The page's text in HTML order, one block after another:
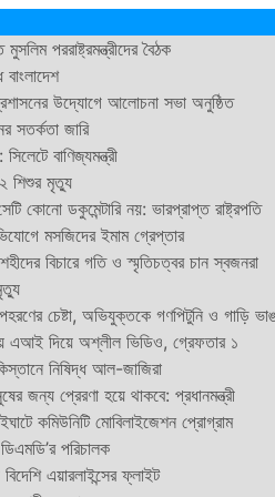
পররাষ্ট্রমন্ত্রীদের বৈঠক
উদ্যোগে আলোচনা সভা অনুষ্ঠিত
সতর্কতা জারি
বাণিজ্যমন্ত্রী
শিশুর মৃত্যু
কোনো ডকুমেন্টারি নয়: ভারপ্রাপ্ত রাষ্ট্রপতি
মসজিদের ইমাম গ্রেপ্তার
বিচারে গতি ও স্মৃতিচত্বর চান স্বজনরা
চেষ্টা, অভিযুক্তকে গণপিটুনি ও গাড়ি
এআই দিয়ে অশ্লীল ভিডিও, গ্রেফতার ১
নিষিদ্ধ আল-জাজিরা
জন্য প্রেরণা হয়ে থাকবে: প্রধানমন্ত্রী
কমিউনিটি মোবিলাইজেশন প্রোগ্রাম
পরিচালক
এয়ারলাইন্সের ফ্লাইট